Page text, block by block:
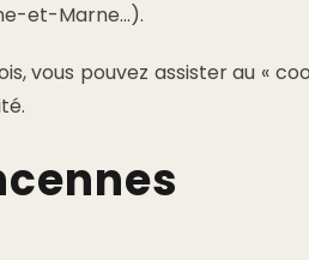
et-Marne…).
vous pouvez assister au «